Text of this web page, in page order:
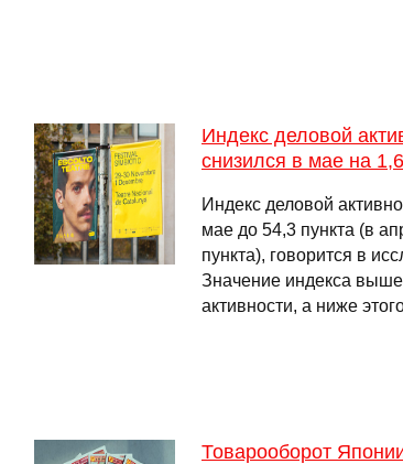
Индекс деловой
снизился в мае на
Индекс деловой
мае до 54,3 пункта (в
пункта), говорится в
Значение индекса выше
активности, а ниже
Товарооборот